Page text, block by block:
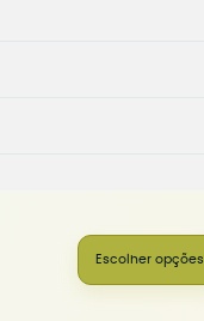
Escolher opções